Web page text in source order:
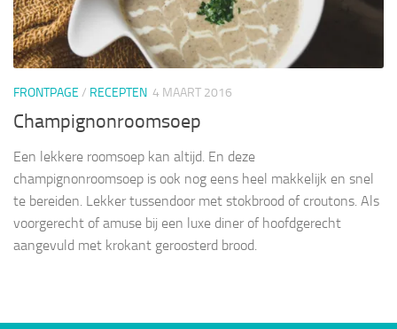
FRONTPAGE / RECEPTEN 4 MAART 2016
Champignonroomsoep
Een lekkere roomsoep kan altijd. En deze
champignonroomsoep is ook nog eens heel makkelijk en snel
te bereiden. Lekker tussendoor met stokbrood of croutons. Als
voorgerecht of amuse bij een luxe diner of hoofdgerecht
aangevuld met krokant geroosterd brood.